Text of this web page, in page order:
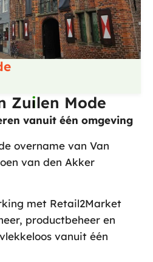
Zuilen Mode
vanuit één omgeving
overname van Van
van den Akker
met Retail2Market
productbeheer en
vanuit één